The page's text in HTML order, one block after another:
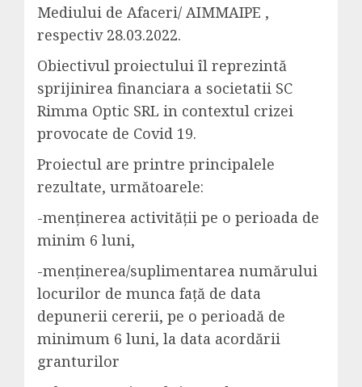
Mediului de Afaceri/ AIMMAIPE ,
respectiv 28.03.2022.
Obiectivul proiectului îl reprezintă
sprijinirea financiara a societatii SC
Rimma Optic SRL in contextul crizei
provocate de Covid 19.
Proiectul are printre principalele
rezultate, următoarele:
-menținerea activității pe o perioada de
minim 6 luni,
-menținerea/suplimentarea numărului
locurilor de munca față de data
depunerii cererii, pe o perioadă de
minimum 6 luni, la data acordării
granturilor